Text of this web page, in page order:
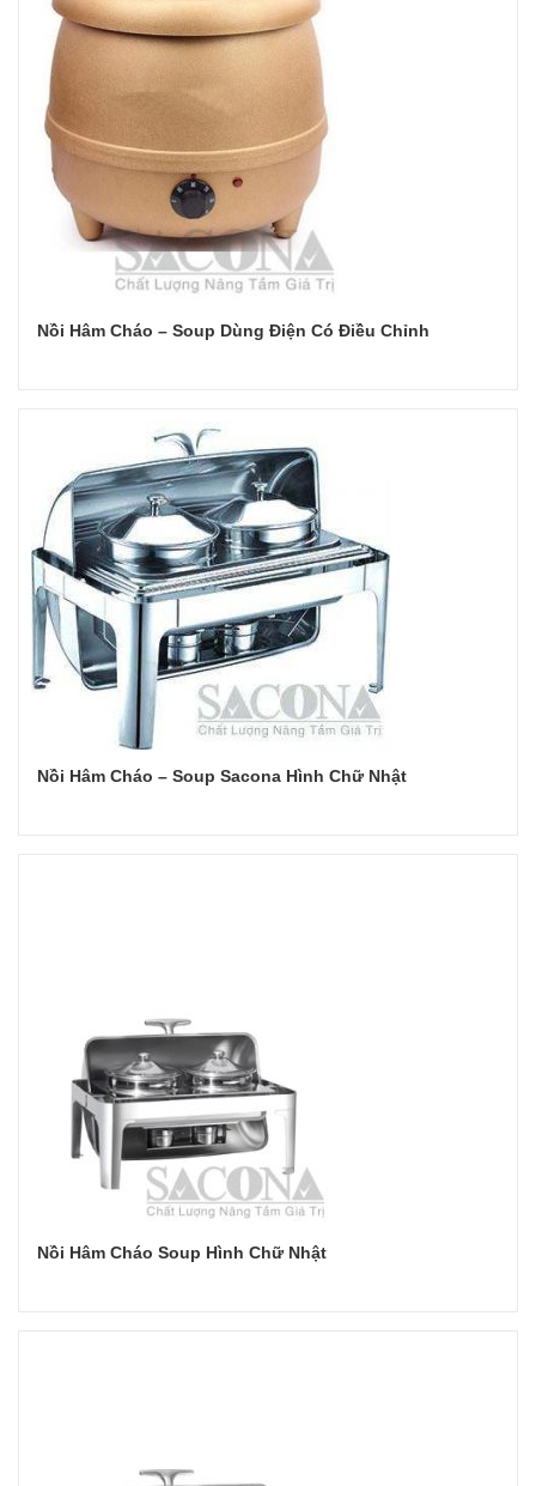
Nồi Hâm Cháo – Soup Dùng Điện Có Điều Chỉnh
Nồi Hâm Cháo – Soup Sacona Hình Chữ Nhật
Nồi Hâm Cháo Soup Hình Chữ Nhật